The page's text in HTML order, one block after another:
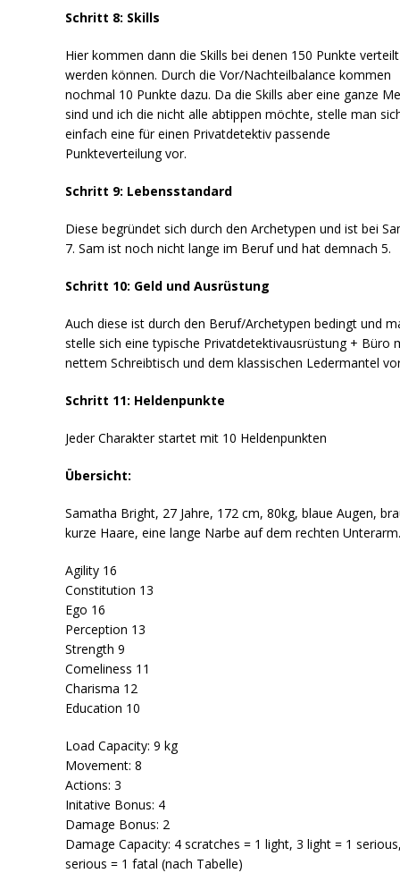
Schritt 8: Skills
Hier kommen dann die Skills bei denen 150 Punkte verteilt
werden können. Durch die Vor/Nachteilbalance kommen
nochmal 10 Punkte dazu. Da die Skills aber eine ganze
sind und ich die nicht alle abtippen möchte, stelle man
einfach eine für einen Privatdetektiv passende
Punkteverteilung vor.
Schritt 9: Lebensstandard
Diese begründet sich durch den Archetypen und ist bei
7. Sam ist noch nicht lange im Beruf und hat demnach 5.
Schritt 10: Geld und Ausrüstung
Auch diese ist durch den Beruf/Archetypen bedingt und
stelle sich eine typische Privatdetektivausrüstung + Büro
nettem Schreibtisch und dem klassischen Ledermantel
Schritt 11: Heldenpunkte
Jeder Charakter startet mit 10 Heldenpunkten
Übersicht:
Samatha Bright, 27 Jahre, 172 cm, 80kg, blaue Augen,
kurze Haare, eine lange Narbe auf dem rechten
Agility 16
Constitution 13
Ego 16
Perception 13
Strength 9
Comeliness 11
Charisma 12
Education 10
Load Capacity: 9 kg
Movement: 8
Actions: 3
Initative Bonus: 4
Damage Bonus: 2
Damage Capacity: 4 scratches = 1 light, 3 light = 1
serious = 1 fatal (nach Tabelle)